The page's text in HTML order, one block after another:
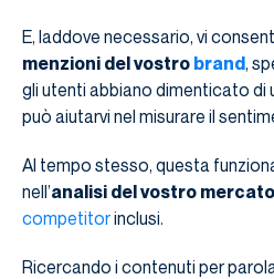
E, laddove necessario, vi
menzioni del vostro brand,
gli utenti abbiano dimenticato di
può aiutarvi nel misurare il
Al tempo stesso, questa
nell’analisi del vostro
competitorinclusi.
Ricercando i contenuti per